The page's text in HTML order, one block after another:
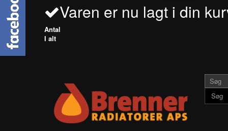
Varen er nu lagt i din
Antal
I alt
Søg